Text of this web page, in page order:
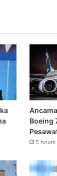
Boeing
5 hours